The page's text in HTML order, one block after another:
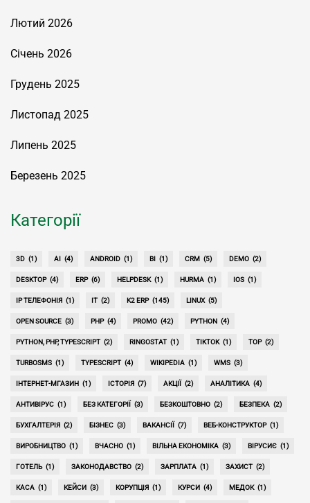
Лютий 2026
Січень 2026
Грудень 2025
Листопад 2025
Липень 2025
Березень 2025
Категорії
3D (1) AI (4) ANDROID (1) BI (1) CRM (5) DEMO (2)
DESKTOP (4) ERP (6) HELPDESK (1) HURMA (1) IOS (1)
IP ТЕЛЕФОНІЯ (1) IT (2) K2 ERP (145) LINUX (5)
OPEN SOURCE (3) PHP (4) PROMO (42) PYTHON (4)
PYTHON, PHP, TYPESCRIPT (2) RINGOSTAT (1) TIKTOK (1) TOP (2)
TURBOSMS (1) TYPESCRIPT (4) WIKIPEDIA (1) WMS (3)
ІНТЕРНЕТ-МГАЗИН (1) ІСТОРІЯ (7) АКЦІЇ (2) АНАЛІТИКА (4)
АНТИВІРУС (1) БЕЗ КАТЕГОРІЇ (3) БЕЗКОШТОВНО (2) БЕЗПЕКА (2)
БУХГАЛТЕРІЯ (2) БІЗНЕС (3) ВАКАНСІЇ (7) ВЕБ-КОНСТРУКТОР (1)
ВИРОБНИЦТВО (1) ВЧАСНО (1) ВІЛЬНА ЕКОНОМІКА (3) ВІРУСИЄ (1)
ГОТЕЛЬ (1) ЗАКОНОДАВСТВО (2) ЗАРПЛАТА (1) ЗАХИСТ (2)
КАСА (1) КЕЙСИ (3) КОРУПЦІЯ (1) КУРСИ (4) МЕДОК (1)